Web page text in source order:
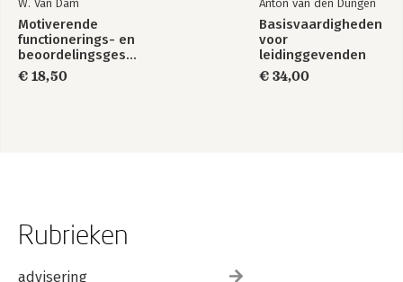
W. Van Dam
Motiverende
functionerings- en
beoordelingsgesprekken
€ 18,50
Anton van den Dungen
Basisvaardigheden
voor
leidinggevenden
€ 34,00
Rubrieken
advisering